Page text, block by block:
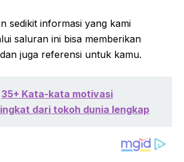
sedikit informasi yang kami
saluran ini bisa memberikan
juga referensi untuk kamu.
35+ Kata-kata motivasi
dari tokoh dunia lengkap